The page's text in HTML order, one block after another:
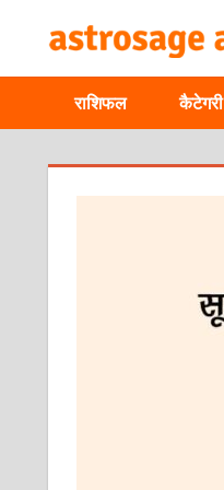
content
राशिफल कैटेगरी